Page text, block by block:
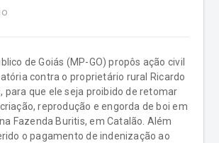
de Goiás (MP-GO) propôs ação civil
contra o proprietário rural Ricardo
para que ele seja proibido de retomar
reprodução e engorda de boi em
Fazenda Buritis, em Catalão. Além
o pagamento de indenização ao